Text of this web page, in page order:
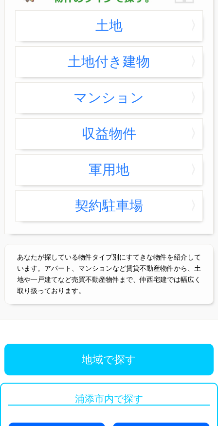
土地
土地付き建物
マンション
収益物件
軍用地
契約駐車場
あなたが探している物件タイプ別にすてきな物件を紹介して
います。アパート、マンションなど賃貸不動産物件から、土
地や一戸建てなど売買不動産物件まで、仲西宅建では幅広く
取り扱っております。
地域で探す
浦添市内で探す